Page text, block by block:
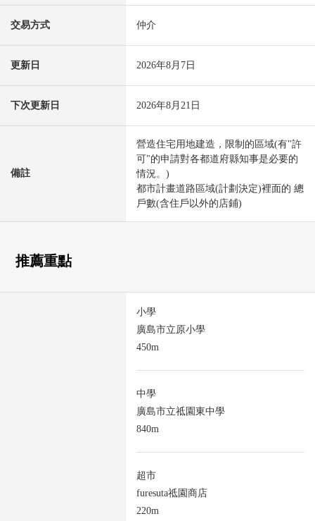
交易方式 仲介
更新日 2026年8月7日
下次更新日 2026年8月21日
備註
營造住宅用地建造，限制的區域(有"許
可"的申請對各都道府縣知事是必要的
情況。)
都市計畫道路區域(計劃決定)裡面的 總
戶數(含住戶以外的店鋪)
推薦重點
小學
廣島市立原小學
450m
中學
廣島市立祗園東中學
840m
超市
furesuta祗園商店
220m